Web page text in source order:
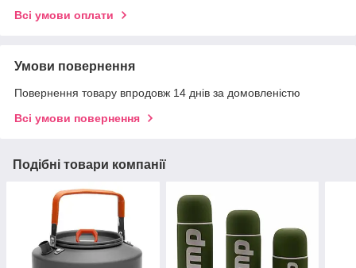
Всі умови оплати
Умови повернення
Повернення товару впродовж 14 днів за домовленістю
Всі умови повернення
Подібні товари компанії